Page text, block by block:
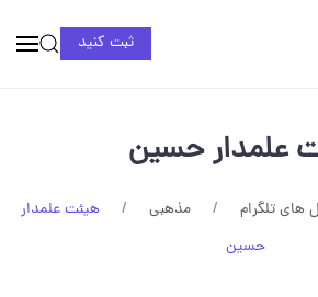
ثبت کنید
علمدار حسین
های تلگرام مذهبی
هیئت علمدار
حسین